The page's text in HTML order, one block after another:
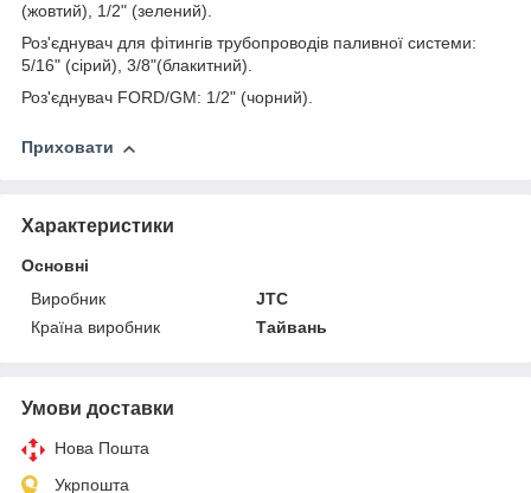
(жовтий), 1/2" (зелений).
Роз'єднувач для фітингів трубопроводів паливної системи:
5/16" (сірий), 3/8"(блакитний).
Роз'єднувач FORD/GM: 1/2" (чорний).
Приховати
Характеристики
Основні
Виробник
JTC
Країна виробник
Тайвань
Умови доставки
Нова Пошта
Укрпошта